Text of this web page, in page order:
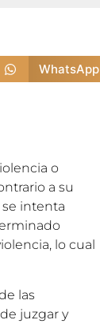
WhatsApp
o
a su
intenta
lo cual
las
juzgar y